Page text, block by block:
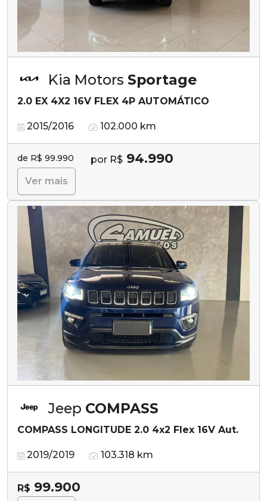
Kia Motors Sportage
2.0 EX 4X2 16V FLEX 4P AUTOMÁTICO
2015/2016 102.000 km
de R$ 99.990 por R$ 94.990
Ver mais
Jeep COMPASS
COMPASS LONGITUDE 2.0 4x2 Flex 16V Aut.
2019/2019 103.318 km
R$ 99.900